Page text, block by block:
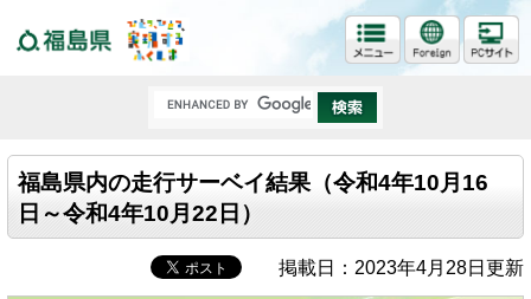
福島県内の走行サーベイ結果（令和4年10月16
日～令和4年10月22日）
掲載日：2023年4月28日更新